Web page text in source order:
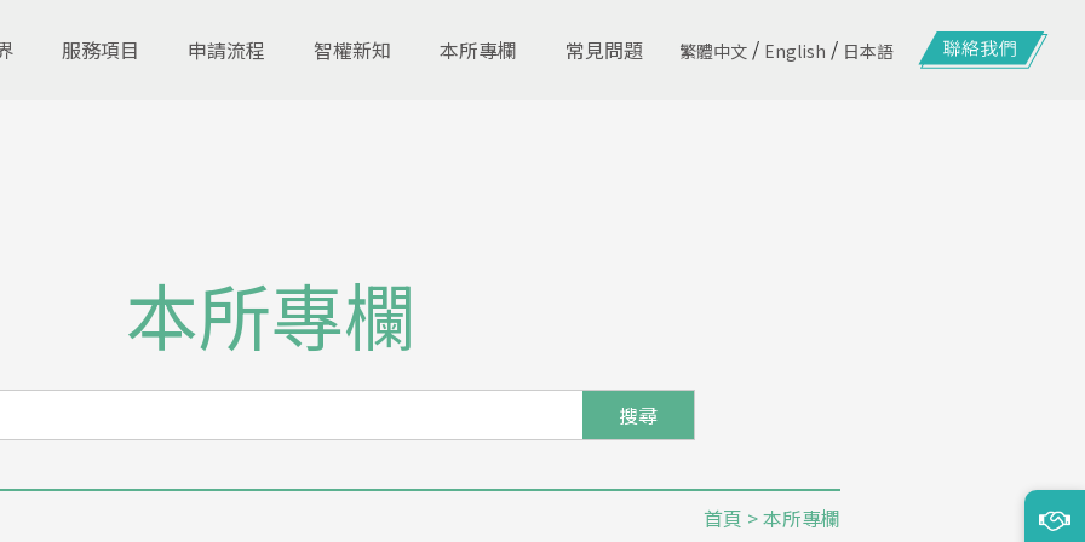
服務項目 申請流程 智權新知 本所專欄 常見問題 繁體中文 / English / 日本語
本所專欄
搜尋
首頁 > 本所專欄